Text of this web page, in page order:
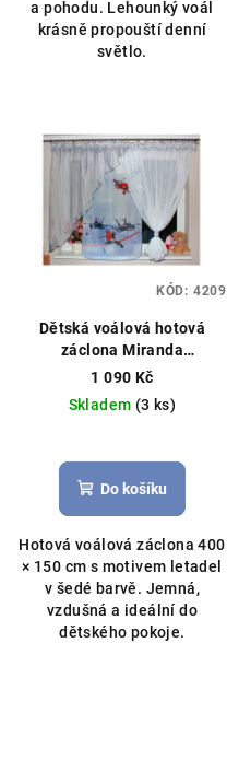
a pohodu. Lehounký voál
krásně propouští denní
světlo.
Dětská voálová hotová
záclona Miranda
400x150cm letadla šedá
vzor letadla, Wings
1 090 Kč
Skladem (3 ks)
Do košíku
Hotová voálová záclona 400
× 150 cm s motivem letadel
v šedé barvě. Jemná,
vzdušná a ideální do
dětského pokoje.
KÓD: 4209